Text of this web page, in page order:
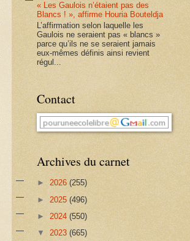
« Les Gaulois n’étaient pas des
Blancs ! », affirme Houria Bouteldja
L’affirmation selon laquelle les
Gaulois ne seraient pas « blancs »
parce qu’ils ne se seraient jamais
eux-mêmes définis ainsi revient
régul...
Contact
Archives du carnet
► 2026 (255)
► 2025 (496)
► 2024 (550)
▼ 2023 (665)